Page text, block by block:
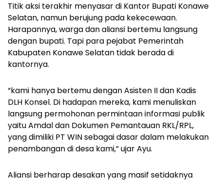
Titik aksi terakhir menyasar di Kantor Bupati Konawe
Selatan, namun berujung pada kekecewaan.
Harapannya, warga dan aliansi bertemu langsung
dengan bupati. Tapi para pejabat Pemerintah
Kabupaten Konawe Selatan tidak berada di
kantornya.
“kami hanya bertemu dengan Asisten II dan Kadis
DLH Konsel. Di hadapan mereka, kami menuliskan
langsung permohonan permintaan informasi publik
yaitu Amdal dan Dokumen Pemantauan RKL/RPL,
yang dimiliki PT WIN sebagai dasar dalam melakukan
penambangan di desa kami,” ujar Ayu.
Aliansi berharap desakan yang masif setidaknya